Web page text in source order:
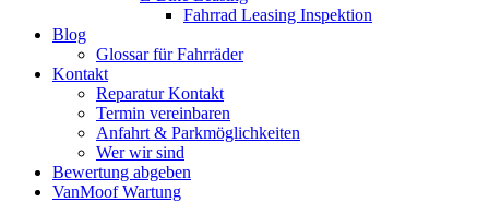
Fahrrad Leasing Inspektion
Blog
Glossar für Fahrräder
Kontakt
Reparatur Kontakt
Termin vereinbaren
Anfahrt & Parkmöglichkeiten
Wer wir sind
Bewertung abgeben
VanMoof Wartung